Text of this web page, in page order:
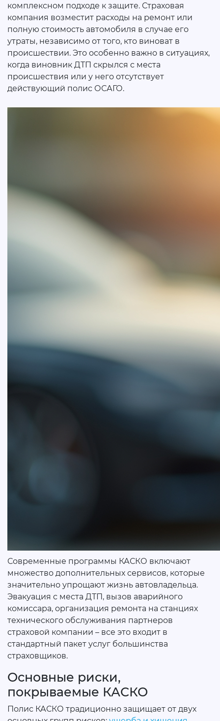
комплексном подходе к защите. Страховая
компания возместит расходы на ремонт или
полную стоимость автомобиля в случае его
утраты, независимо от того, кто виноват в
происшествии. Это особенно важно в ситуациях,
когда виновник ДТП скрылся с места
происшествия или у него отсутствует
действующий полис ОСАГО.
Современные программы КАСКО включают
множество дополнительных сервисов, которые
значительно упрощают жизнь автовладельца.
Эвакуация с места ДТП, вызов аварийного
комиссара, организация ремонта на станциях
технического обслуживания партнеров
страховой компании – все это входит в
стандартный пакет услуг большинства
страховщиков.
Основные риски,
покрываемые КАСКО
Полис КАСКО традиционно защищает от двух